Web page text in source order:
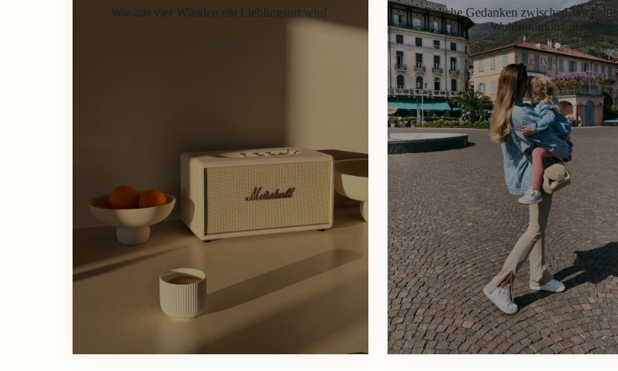
Wie aus vier Wänden ein Lieblingsort wird.
Ehrliche Gedanken zwischen
Wohlfühlmoment.
Lifestyle